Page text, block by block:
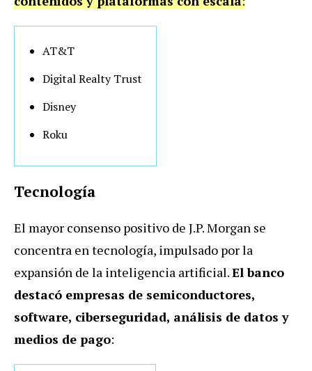
AT&T
Digital Realty Trust
Disney
Roku
Tecnología
El mayor consenso positivo de J.P. Morgan se
concentra en tecnología, impulsado por la
expansión de la inteligencia artificial.El banco
destacó empresas de semiconductores,
software, ciberseguridad, análisis de datos y
medios de pago: